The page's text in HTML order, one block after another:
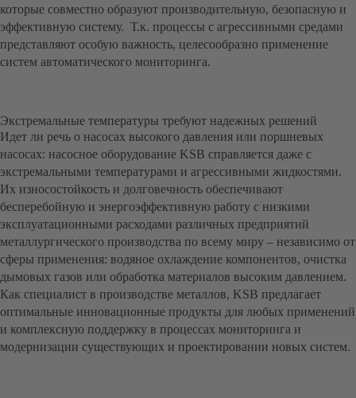
которые совместно образуют производительную, безопасную и
эффективную систему. Т.к. процессы с агрессивными средами
представляют особую важность, целесообразно применение
систем автоматического мониторинга.
Экстремальные температуры требуют надежных решений
Идет ли речь о насосах высокого давления или поршневых
насосах: насосное оборудование KSB справляется даже с
экстремальными температурами и агрессивными жидкостями.
Их износостойкость и долговечность обеспечивают
бесперебойную и энергоэффективную работу с низкими
эксплуатационными расходами различных предприятий
металлургического производства по всему миру – независимо от
сферы применения: водяное охлаждение компонентов, очистка
дымовых газов или обработка материалов высоким давлением.
Как специалист в производстве металлов, KSB предлагает
оптимальные инновационные продукты для любых применений
и комплексную поддержку в процессах мониторинга и
модернизации существующих и проектировании новых систем.